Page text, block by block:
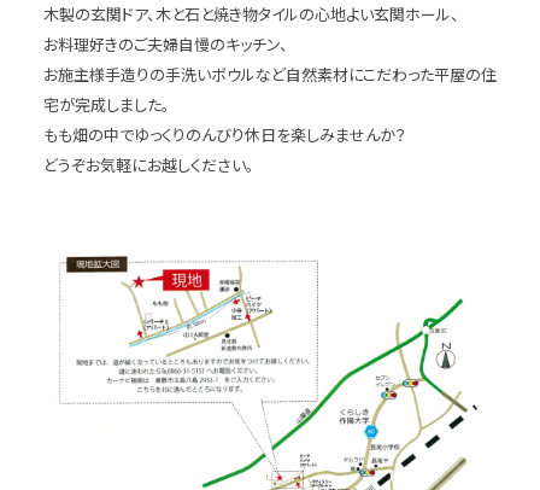
木製の玄関ドア、木と石と焼き物タイルの心地よい玄関ホール、
お料理好きのご夫婦自慢のキッチン、
お施主様手造りの手洗いボウルなど自然素材にこだわった平屋の住
宅が完成しました。
もも畑の中でゆっくりのんびり休日を楽しみませんか？
どうぞお気軽にお越しください。